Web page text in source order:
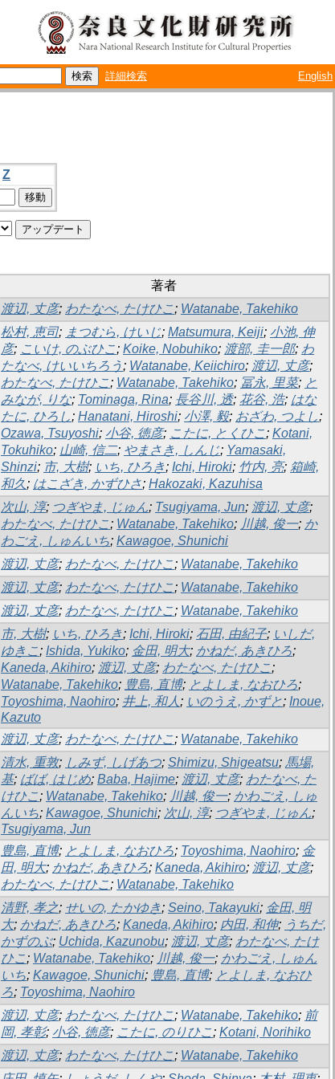
詳細検索 English
Z
著者
渡辺, 丈彦; わたなべ, たけひこ; Watanabe, Takehiko
松村, 恵司; まつむら, けいじ; Matsumura, Keiji; 小池, 伸
彦; こいけ, のぶひこ; Koike, Nobuhiko; 渡部, 圭一郎; わ
たなべ, けいいちろう ; Watanabe, Keiichiro; 渡辺, 丈彦;
わたなべ, たけひこ; Watanabe, Takehiko; 冨永, 里菜; と
みなが, りな; Tominaga, Rina; 長谷川, 透; 花谷, 浩; はな
たに, ひろし; Hanatani, Hiroshi; 小澤, 毅; おざわ, つよし;
Ozawa, Tsuyoshi; 小谷, 徳彦; こたに, とくひこ; Kotani,
Tokuhiko; 山崎, 信二; やまさき, しんじ; Yamasaki,
Shinzi; 市, 大樹; いち, ひろき; Ichi, Hiroki; 竹内, 亮; 箱崎,
和久; はこざき, かずひさ; Hakozaki, Kazuhisa
次山, 淳; つぎやま, じゅん; Tsugiyama, Jun; 渡辺, 丈彦;
わたなべ, たけひこ; Watanabe, Takehiko; 川越, 俊一; か
わごえ, しゅんいち; Kawagoe, Shunichi
渡辺, 丈彦; わたなべ, たけひこ; Watanabe, Takehiko
渡辺, 丈彦; わたなべ, たけひこ; Watanabe, Takehiko
渡辺, 丈彦; わたなべ, たけひこ; Watanabe, Takehiko
市, 大樹; いち, ひろき; Ichi, Hiroki; 石田, 由紀子; いしだ,
ゆきこ; Ishida, Yukiko; 金田, 明大; かねだ, あきひろ;
Kaneda, Akihiro; 渡辺, 丈彦; わたなべ, たけひこ;
Watanabe, Takehiko; 豊島, 直博; とよしま, なおひろ;
Toyoshima, Naohiro; 井上, 和人 ; いのうえ, かずと; Inoue,
Kazuto
渡辺, 丈彦; わたなべ, たけひこ; Watanabe, Takehiko
清水, 重敦; しみず, しげあつ; Shimizu, Shigeatsu; 馬場,
基; ばば, はじめ; Baba, Hajime; 渡辺, 丈彦; わたなべ, た
けひこ; Watanabe, Takehiko; 川越, 俊一; かわごえ, しゅ
んいち; Kawagoe, Shunichi; 次山, 淳; つぎやま, じゅん;
Tsugiyama, Jun
豊島, 直博; とよしま, なおひろ; Toyoshima, Naohiro; 金
田, 明大; かねだ, あきひろ; Kaneda, Akihiro; 渡辺, 丈彦;
わたなべ, たけひこ; Watanabe, Takehiko
清野, 孝之; せいの, たかゆき; Seino, Takayuki; 金田, 明
大; かねだ, あきひろ; Kaneda, Akihiro; 内田, 和伸; うちだ,
かずのぶ; Uchida, Kazunobu; 渡辺, 丈彦; わたなべ, たけ
ひこ; Watanabe, Takehiko; 川越, 俊一; かわごえ, しゅん
いち; Kawagoe, Shunichi; 豊島, 直博; とよしま, なおひ
ろ; Toyoshima, Naohiro
渡辺, 丈彦; わたなべ, たけひこ; Watanabe, Takehiko; 前
岡, 孝彰; 小谷, 徳彦; こたに, のりひこ; Kotani, Norihiko
渡辺, 丈彦; わたなべ, たけひこ; Watanabe, Takehiko